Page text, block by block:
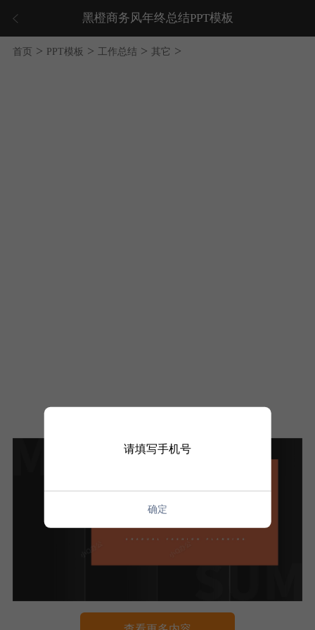
黑橙商务风年终总结PPT模板
首页 > PPT模板 > 工作总结 > 其它 >
请填写手机号
确定